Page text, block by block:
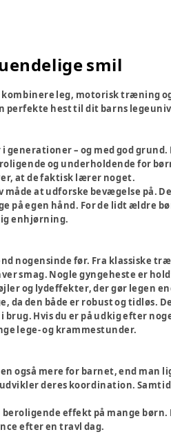
smil
kombinere leg, motorisk træning
perfekte hest til dit barns
– og med god
og underholdende for
at de faktisk lærer noget.
at udforske bevægelse på.
på egen hånd. For de lidt ældre
enhjørning.
nogensinde før. Fra klassiske
smag. Nogle gyngeheste er
og lydeffekter, der gør legen
den både er robust og tidløs.
brug. Hvis du er på udkig efter
lege- og krammestunder.
også mere for barnet, end
deres koordination.
effekt på mange
efter en travl dag.